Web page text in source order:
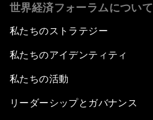
世界経済フォーラムについて
私たちのストラテジー
私たちのアイデンティティ
私たちの活動
リーダーシップとガバナンス